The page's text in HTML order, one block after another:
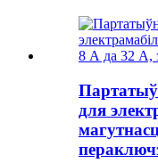
для